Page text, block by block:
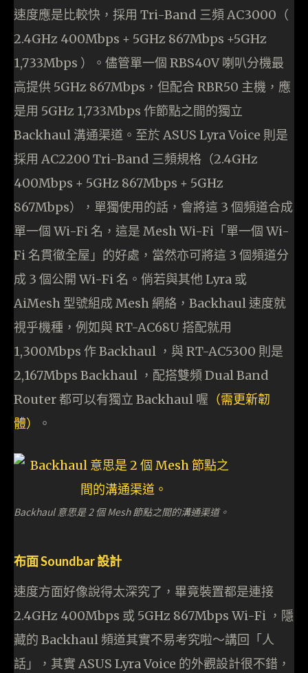
速度應是比較快，採用 Tri-Band 三頻 AC3000（
2.4GHz 400Mbps + 5GHz 867Mbps +5GHz
1,733Mbps ）。儘管單一個 RBS40V 喇叭分機最
高提供 5GHz 867Mbps，但配合 RBR50 主機，應
是用 5GHz 1,733Mbps 作節點之間的獨立
Backhaul 溝通渠道。至於 ASUS Lyra Voice 則是
採用 AC2200 Tri-Band 三頻規格（2.4GHz
400Mbps + 5GHz 867Mbps + 5GHz
867Mbps），單獨使用的話，會將這 3 個頻道合成
單一個 Wi-Fi 名，這是 Mesh Wi-Fi「單一個 Wi-
Fi 名貫徹全屋」的好處，當然亦可將這 3 個頻道分
成 3 個公開 Wi-Fi 名。倘若與其他 Lyra 或
AiMesh 型號組成 Mesh 網絡，Backhaul 速度就
視乎機種，例如與 RT-AC68U 搭配就用
1,300Mbps 作 Backhaul ，與 RT-AC5300 則是
2,167Mbps Backhaul ，配搭雙頻 Dual Band
Router 都可以有獨立 Backhaul 喔 （需更新韌
體）
。
Backhaul 意思是 2 個 Mesh 節點之間的溝通渠道。
布面 Soundbar 設計
速度方面好像說得太深究了，畢竟裝置都是連接
2.4GHz 400Mbps 或 5GHz 867Mbps Wi-Fi ，隱
藏的 Backhaul 頻道其實不易考究啦～講回「人
話」，其實 ASUS Lyra Voice 的外觀設計很不錯，